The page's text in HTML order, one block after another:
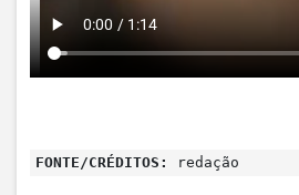
FONTE/CRÉDITOS: redação